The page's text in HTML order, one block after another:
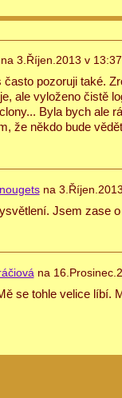
3.Říjen.2013 v 13:37
pozoruji také.
ale vyloženo čistě
Byla bych ale
že někdo bude
nougetsna
Jsem zase
na
se tohle velice líbí.